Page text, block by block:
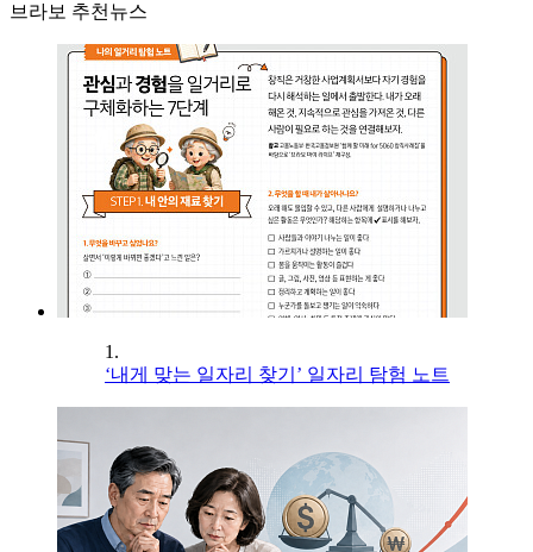
브라보 추천뉴스
1.
‘내게 맞는 일자리 찾기’ 일자리 탐험 노트